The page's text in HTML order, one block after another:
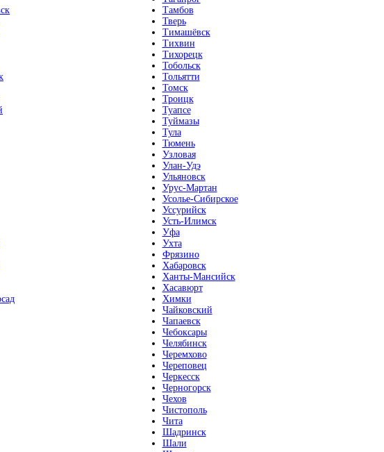
Тамбов
Тверь
Тимашёвск
Тихвин
Тихорецк
Тобольск
Тольятти
Томск
Троицк
Туапсе
Туймазы
Тула
Тюмень
Узловая
Улан-Удэ
Ульяновск
Урус-Мартан
Усолье-Сибирское
Уссурийск
Усть-Илимск
Уфа
Ухта
Фрязино
Хабаровск
Ханты-Мансийск
Хасавюрт
Химки
Чайковский
Чапаевск
Чебоксары
Челябинск
Черемхово
Череповец
Черкесск
Черногорск
Чехов
Чистополь
Чита
Шадринск
Шали